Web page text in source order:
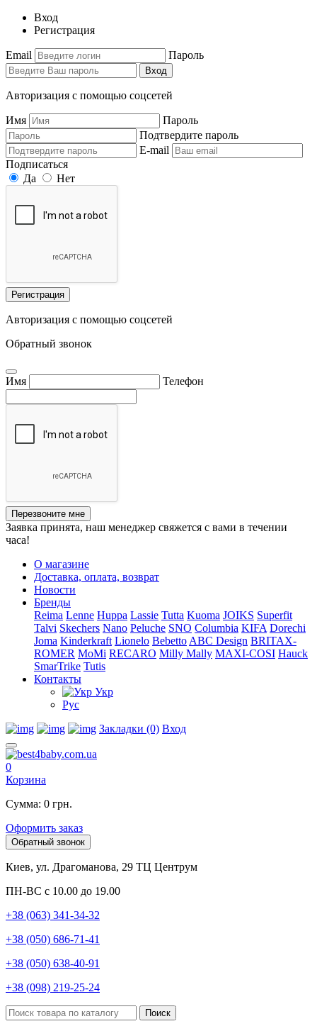
Вход
Регистрация
Email Пароль
Вход
Авторизация с помощью соцсетей
Имя
Пароль
Подтвердите пароль
E-mail
Подписаться
Да
Нет
Регистрация
Авторизация с помощью соцсетей
Обратный звонок
Имя Телефон
Перезвоните мне
Заявка принята, наш менеджер свяжется с вами в течении
часа!
О магазине
Доставка, оплата, возврат
Новости
Бренды
Reima Lenne Huppa Lassie Tutta Kuoma JOIKS Superfit
Talvi Skechers Nano Peluche SNO Columbia KIFA Dorechi
Joma Kinderkraft Lionelo Bebetto ABC Design BRITAX-
ROMER MoMi RECARO Milly Mally MAXI-COSI Hauck
SmarTrike Tutis
Контакты
Укр
Рус
Закладки (0) Вход
0
Корзина
Сумма: 0 грн.
Оформить заказ
Обратный звонок
Киев, ул. Драгоманова, 29 ТЦ Центрум
ПН-ВС с 10.00 до 19.00
+38 (063) 341-34-32
+38 (050) 686-71-41
+38 (050) 638-40-91
+38 (098) 219-25-24
Поиск